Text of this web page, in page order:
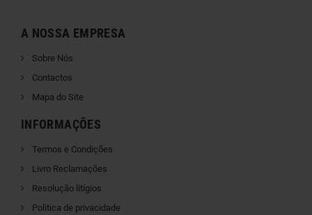
A NOSSA EMPRESA
Sobre Nós
Contactos
Mapa do Site
INFORMAÇÕES
Termos e Condições
Livro Reclamações
Resolução litígios
Politica de privacidade